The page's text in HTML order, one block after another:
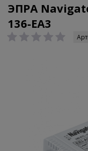
ЭПРА
136-EA3